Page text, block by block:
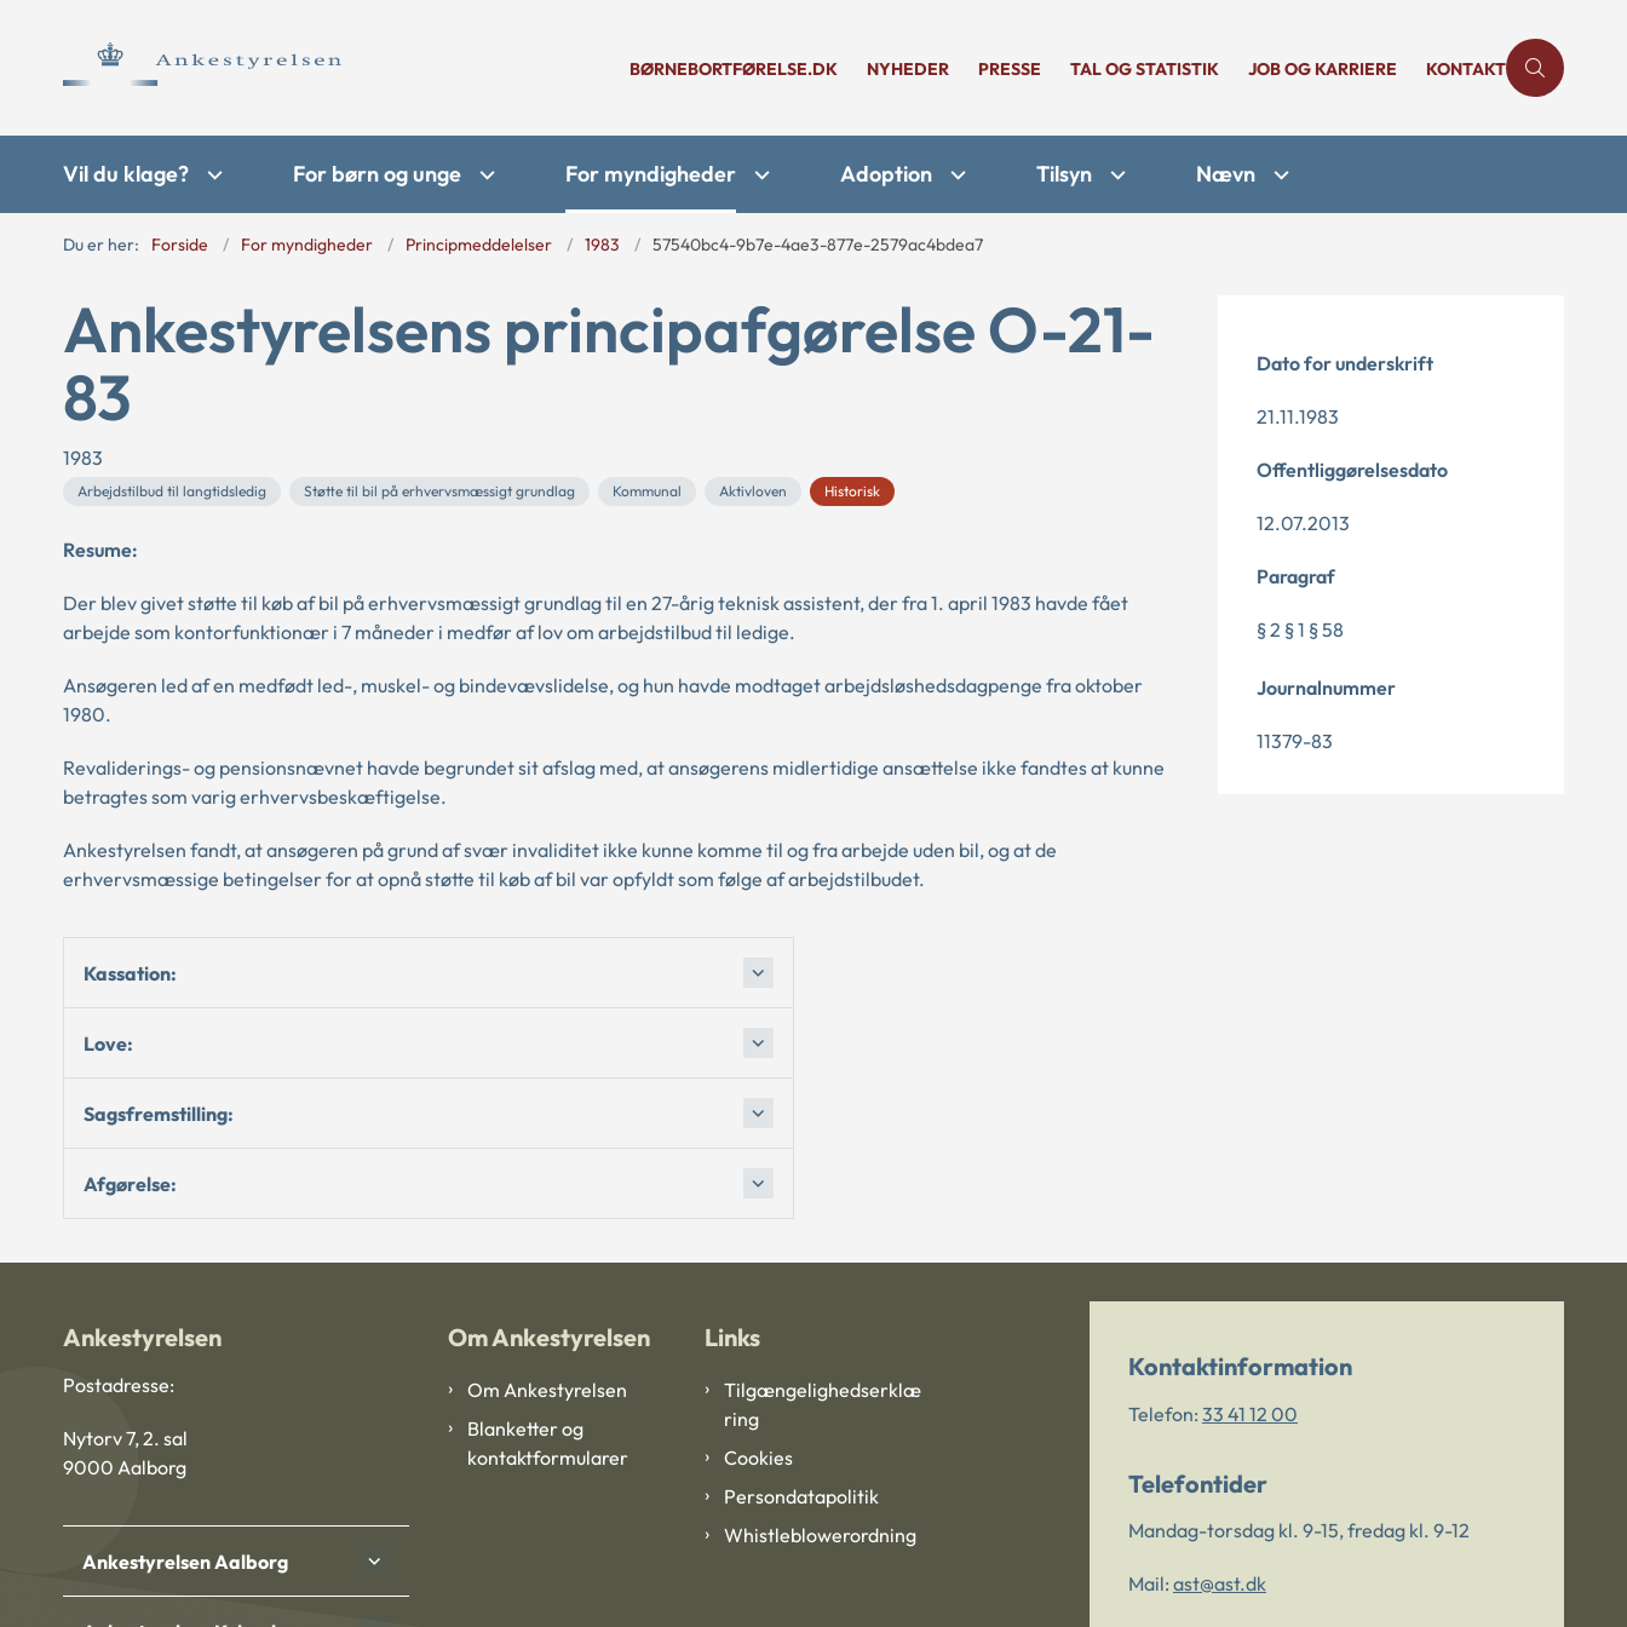
BØRNEBORTFØRELSE.DK NYHEDER PRESSE TAL OG STATISTIK JOB OG KARRIERE KONTAKT
Vil du klage? For børn og unge For myndigheder Adoption Tilsyn Nævn
Du er her: Forside For myndigheder Principmeddelelser 1983 57540bc4-9b7e-4ae3-877e-2579ac4bdea7
Ankestyrelsens principafgørelse O-21-
83
1983
Arbejdstilbud til langtidsledig Støtte til bil på erhvervsmæssigt grundlag Kommunal Aktivloven Historisk
Resume:
Der blev givet støtte til køb af bil på erhvervsmæssigt grundlag til en 27-årig teknisk assistent, der fra 1. april 1983 havde fået
arbejde som kontorfunktionær i 7 måneder i medfør af lov om arbejdstilbud til ledige.
Ansøgeren led af en medfødt led-, muskel- og bindevævslidelse, og hun havde modtaget arbejdsløshedsdagpenge fra oktober
1980.
Revaliderings- og pensionsnævnet havde begrundet sit afslag med, at ansøgerens midlertidige ansættelse ikke fandtes at kunne
betragtes som varig erhvervsbeskæftigelse.
Ankestyrelsen fandt, at ansøgeren på grund af svær invaliditet ikke kunne komme til og fra arbejde uden bil, og at de
erhvervsmæssige betingelser for at opnå støtte til køb af bil var opfyldt som følge af arbejdstilbudet.
Kassation:
Love:
Sagsfremstilling:
Afgørelse:
Dato for underskrift
21.11.1983
Offentliggørelsesdato
12.07.2013
Paragraf
§ 2 § 1 § 58
Journalnummer
11379-83
Ankestyrelsen
Postadresse:
Nytorv 7, 2. sal
9000 Aalborg
Ankestyrelsen Aalborg
Om Ankestyrelsen
Om Ankestyrelsen
Blanketter og
kontaktformularer
Links
Tilgængelighedserklæ
ring
Cookies
Persondatapolitik
Whistleblowerordning
Kontaktinformation
Telefon: 33 41 12 00
Telefontider
Mandag-torsdag kl. 9-15, fredag kl. 9-12
Mail: ast@ast.dk